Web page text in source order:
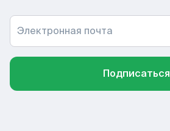
Электронная почта
Подписаться